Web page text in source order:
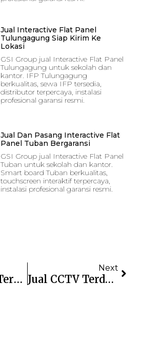
Jual Interactive Flat Panel
Tulungagung Siap Kirim Ke
Lokasi
GSI Group jual Interactive Flat Panel
Tulungagung untuk sekolah dan
kantor. IFP Tulungagung
berkualitas, sewa IFP tersedia,
distributor terpercaya, instalasi
profesional garansi resmi.
Jual Dan Pasang Interactive Flat
Panel Tuban Bergaransi
GSI Group jual Interactive Flat Panel
Tuban untuk sekolah dan kantor.
Smart board Tuban berkualitas,
touchscreen interaktif terpercaya,
instalasi profesional garansi resmi.
Toko CCTV Terpercaya Dengan Produk Lengkap Dan Bergaransi
Next
Jual CCTV Terdekat: Harga Terjangkau Dan Garansi Resmi